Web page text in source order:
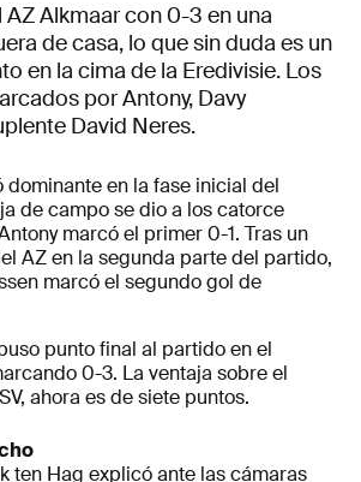
AZ Alkmaar con 0-3 en una
de casa, lo que sin duda es un
en la cima de la Eredivisie. Los
por Antony, Davy
David Neres.
dominante en la fase inicial del
de campo se dio a los catorce
marcó el primer 0-1. Tras un
AZ en la segunda parte del partido,
marcó el segundo gol de
punto final al partido en el
0-3. La ventaja sobre el
ahora es de siete puntos.
ten Hag explicó ante las cámaras